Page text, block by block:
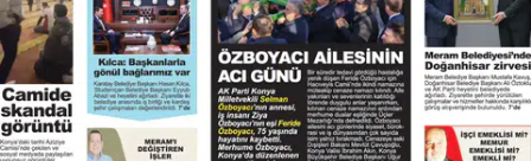
Elazığ
Erzincan
Erzurum